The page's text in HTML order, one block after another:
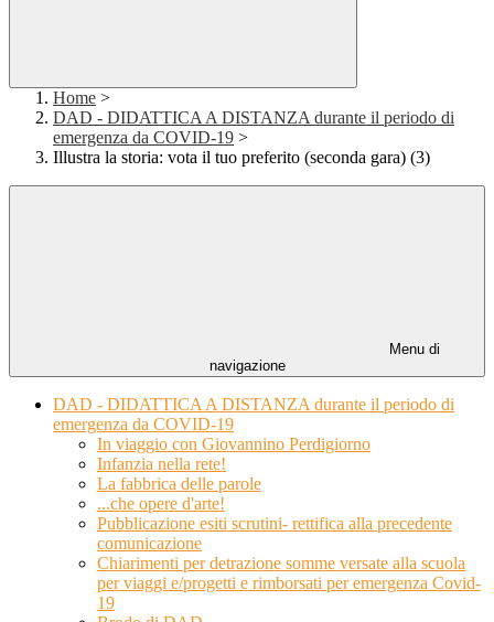
Home >
DAD - DIDATTICA A DISTANZA durante il periodo di
emergenza da COVID-19 >
Illustra la storia: vota il tuo preferito (seconda gara) (3)
Menu di
navigazione
DAD - DIDATTICA A DISTANZA durante il periodo di
emergenza da COVID-19
In viaggio con Giovannino Perdigiorno
Infanzia nella rete!
La fabbrica delle parole
...che opere d'arte!
Pubblicazione esiti scrutini- rettifica alla precedente
comunicazione
Chiarimenti per detrazione somme versate alla scuola
per viaggi e/progetti e rimborsati per emergenza Covid-
19